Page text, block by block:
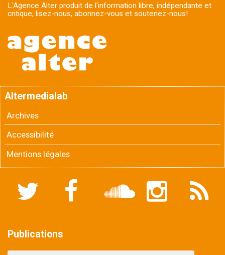
L'Agence Alter produit de l'information libre, indépendante et
critique, lisez-nous, abonnez-vous et soutenez-nous!
Altermedialab
Archives
Accessibilité
Mentions légales
Facebook Soundcloud Instagram
RSS
Publications